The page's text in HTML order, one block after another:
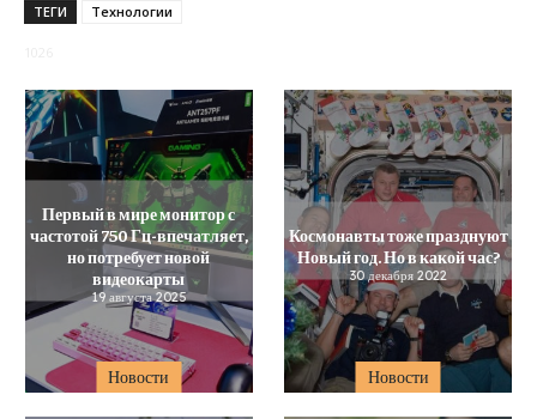
ТЕГИ Технологии
Новости
Первый в мире монитор с
частотой 750 Гц-впечатляет,
но потребует новой
видеокарты
19 августа 2025
Новости
Космонавты тоже празднуют
Новый год. Но в какой час?
30 декабря 2022